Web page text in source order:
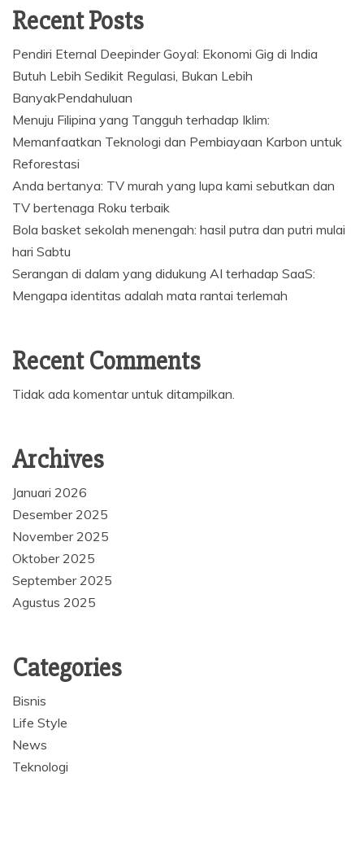
Recent Posts
Pendiri Eternal Deepinder Goyal: Ekonomi Gig di India
Butuh Lebih Sedikit Regulasi, Bukan Lebih
BanyakPendahuluan
Menuju Filipina yang Tangguh terhadap Iklim:
Memanfaatkan Teknologi dan Pembiayaan Karbon untuk
Reforestasi
Anda bertanya: TV murah yang lupa kami sebutkan dan
TV bertenaga Roku terbaik
Bola basket sekolah menengah: hasil putra dan putri mulai
hari Sabtu
Serangan di dalam yang didukung AI terhadap SaaS:
Mengapa identitas adalah mata rantai terlemah
Recent Comments
Tidak ada komentar untuk ditampilkan.
Archives
Januari 2026
Desember 2025
November 2025
Oktober 2025
September 2025
Agustus 2025
Categories
Bisnis
Life Style
News
Teknologi